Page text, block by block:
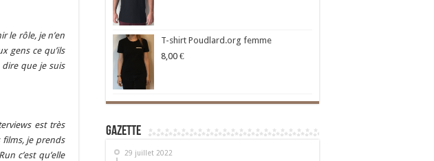
le rôle, je n’en
gens ce qu’ils
que je suis
est très
films, je prends
c’est qu’elle
T-shirt Poudlard.org femme
8,00 €
Gazette
29 juillet 2022